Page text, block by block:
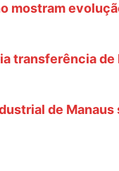
mostram
transferência
de